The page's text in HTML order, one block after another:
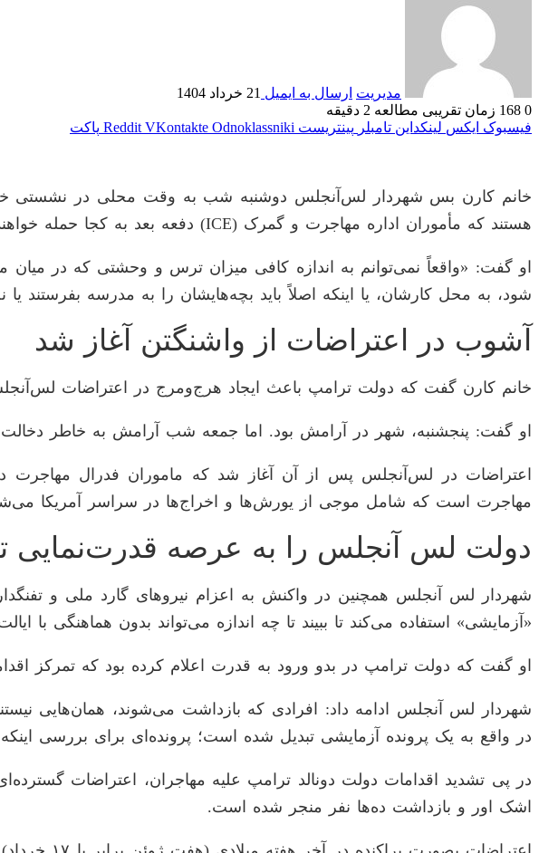
مدیریت ارسال به ایمیل 21 خرداد 1404
0
زمان تقریبی مطالعه 2 دقیقه
فیسبوک ایکس لینکداین تامبلر پینتریست Reddit VKontakte Odnoklassniki پاکت
خانم کارن بس شهردار لس‌آنجلس دوشنبه شب به وقت محلی در نشستی
هستند که مأموران اداره مهاجرت و گمرک (ICE) دفعه بعد به کجا حمله خواهند کرد.
او گفت: «واقعاً نمی‌توانم به اندازه کافی میزان ترس و وحشتی که در
شود، به محل کارشان، یا اینکه اصلاً باید بچه‌هایشان را به مدرسه بفرستند یا
آشوب در اعتراضات از واشنگتن آغاز شد
خانم کارن گفت که دولت ترامپ باعث ایجاد هرج‌ومرج در اعتراضات
او گفت: پنجشنبه، شهر در آرامش بود. اما جمعه شب آرامش به خاطر
مهاجرت است که شامل موجی از یورش‌ها و اخراج‌ها در سراسر آمریکا
دولت لس آنجلس را به عرصه قدرت‌نمایی
شهردار لس آنجلس همچنین در واکنش به اعزام نیرو‌های گارد ملی و
«آزمایشی» استفاده می‌کند تا ببیند تا چه اندازه می‌تواند بدون هماهنگی
او گفت که دولت ترامپ در بدو ورود به قدرت اعلام کرده بود که تمرکز
شهردار لس آنجلس ادامه داد: افرادی که بازداشت می‌شوند، همان‌هایی
در واقع به یک پرونده آزمایشی تبدیل شده است؛ پرونده‌ای برای بررسی
در پی تشدید اقدامات دولت دونالد ترامپ علیه مهاجران، اعتراضات
اشک اور و بازداشت ده‌ها نفر منجر شده است.